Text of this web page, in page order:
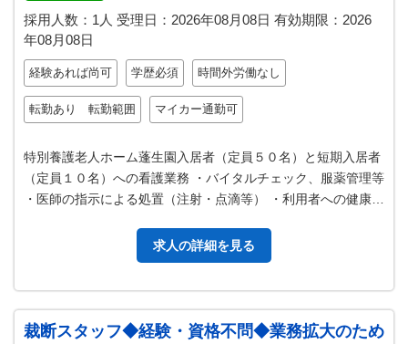
採用人数：1人 受理日： 2026年08月08日 有効期限： 2026
年08月08日
経験あれば尚可 学歴必須 時間外労働なし
転勤あり 転勤範囲 マイカー通勤可
特別養護老人ホーム蓬生園入居者（定員５０名）と短期入居者
（定員１０名）への看護業務 ・バイタルチェック、服薬管理等
・医師の指示による処置（注射・点滴等） ・利用者への健康管
求人の詳細を見る
裁断スタッフ◆経験・資格不問◆業務拡大のため